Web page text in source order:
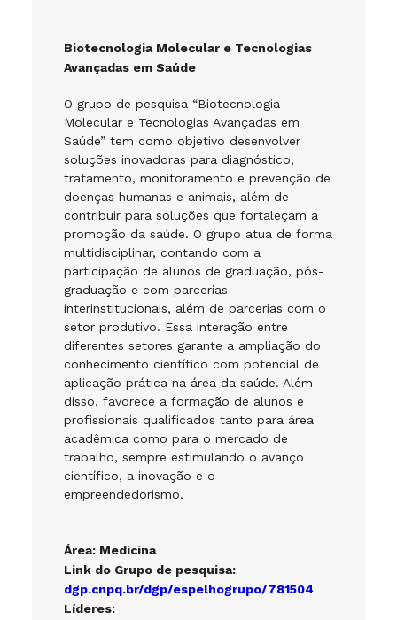
Biotecnologia Molecular e Tecnologias
Avançadas em Saúde
O grupo de pesquisa “Biotecnologia
Molecular e Tecnologias Avançadas em
Saúde” tem como objetivo desenvolver
soluções inovadoras para diagnóstico,
tratamento, monitoramento e prevenção de
doenças humanas e animais, além de
contribuir para soluções que fortaleçam a
promoção da saúde. O grupo atua de forma
multidisciplinar, contando com a
participação de alunos de graduação, pós-
graduação e com parcerias
interinstitucionais, além de parcerias com o
setor produtivo. Essa interação entre
diferentes setores garante a ampliação do
conhecimento científico com potencial de
aplicação prática na área da saúde. Além
disso, favorece a formação de alunos e
profissionais qualificados tanto para área
acadêmica como para o mercado de
trabalho, sempre estimulando o avanço
científico, a inovação e o
empreendedorismo.
Área: Medicina
Link do Grupo de pesquisa:
dgp.cnpq.br/dgp/espelhogrupo/781504
Líderes: